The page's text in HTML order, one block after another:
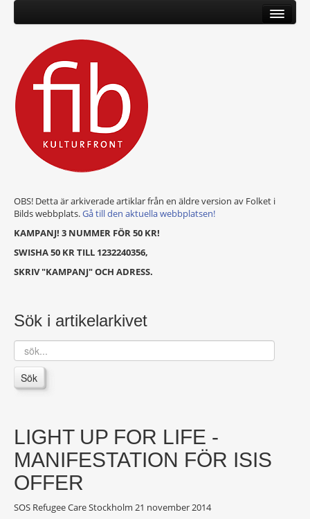
OBS! Detta är arkiverade artiklar från en äldre version av Folket i
Bilds webbplats.Gå till den aktuella webbplatsen!
KAMPANJ! 3 NUMMER FÖR 50 KR!
SWISHA 50 KR TILL 1232240356,
SKRIV "KAMPANJ" OCH ADRESS.
Sök i artikelarkivet
sök...
Sök
LIGHT UP FOR LIFE -
MANIFESTATION FÖR ISIS
OFFER
SOS Refugee Care Stockholm 21 november 2014